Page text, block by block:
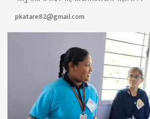
pkatare82@gmail.com